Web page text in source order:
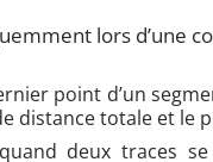
lors d’une
point d’un
distance totale et le
deux traces